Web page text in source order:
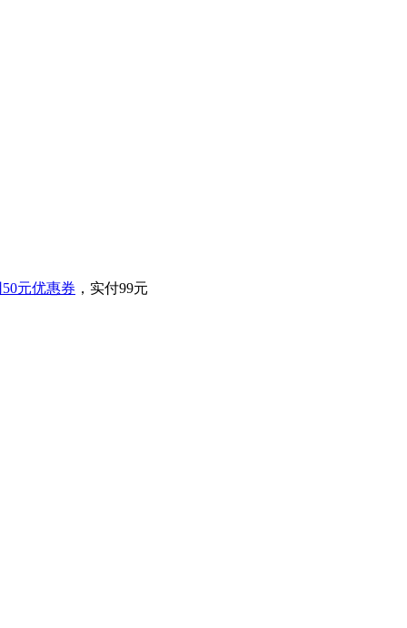
元优惠券 ，实付99元